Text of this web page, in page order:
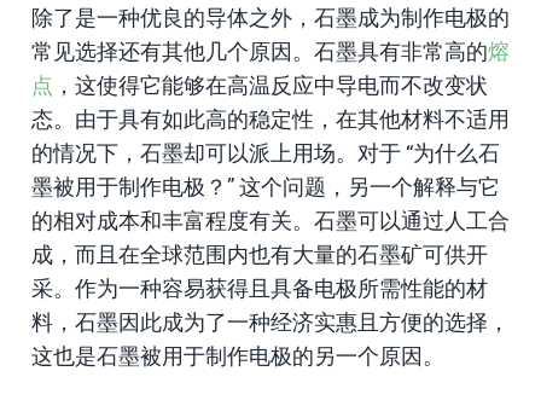
除了是一种优良的导体之外，石墨成为制作电极的
常见选择还有其他几个原因。石墨具有非常高的熔
点 ，这使得它能够在高温反应中导电而不改变状
态。由于具有如此高的稳定性，在其他材料不适用
的情况下，石墨却可以派上用场。对于 “为什么石
墨被用于制作电极？” 这个问题，另一个解释与它
的相对成本和丰富程度有关。石墨可以通过人工合
成，而且在全球范围内也有大量的石墨矿可供开
采。作为一种容易获得且具备电极所需性能的材
料，石墨因此成为了一种经济实惠且方便的选择，
这也是石墨被用于制作电极的另一个原因。